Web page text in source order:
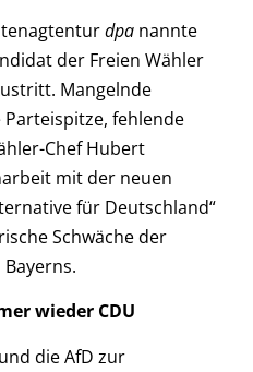
dpa nannte
der Freien Wähler
Mangelnde
fehlende
Chef Hubert
mit der neuen
für Deutschland“
Schwäche der
wieder CDU
die AfD zur